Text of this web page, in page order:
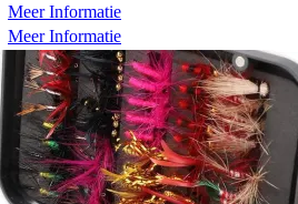
Meer Informatie
Meer Informatie